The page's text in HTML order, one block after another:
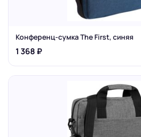
Конференц-сумка The First, синяя
1 368 ₽